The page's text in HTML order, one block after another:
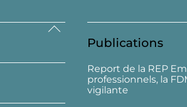
Back
Top
Publications
Report de la REP
professionnels, la
vigilante